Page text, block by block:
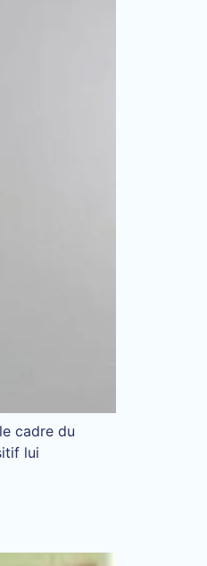
cadre du
lui